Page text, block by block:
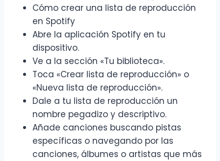
Cómo crear una lista de reproducción
en Spotify
Abre la aplicación Spotify en tu
dispositivo.
Ve a la sección «Tu biblioteca».
Toca «Crear lista de reproducción» o
«Nueva lista de reproducción».
Dale a tu lista de reproducción un
nombre pegadizo y descriptivo.
Añade canciones buscando pistas
específicas o navegando por las
canciones, álbumes o artistas que más